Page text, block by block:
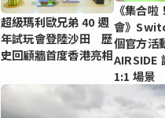
超級瑪利歐兄弟 40 週
年試玩會登陸沙田 歷
史回顧牆首度香港亮相
《集合
會》
個官方活
AIRSIDE
1:1 場景